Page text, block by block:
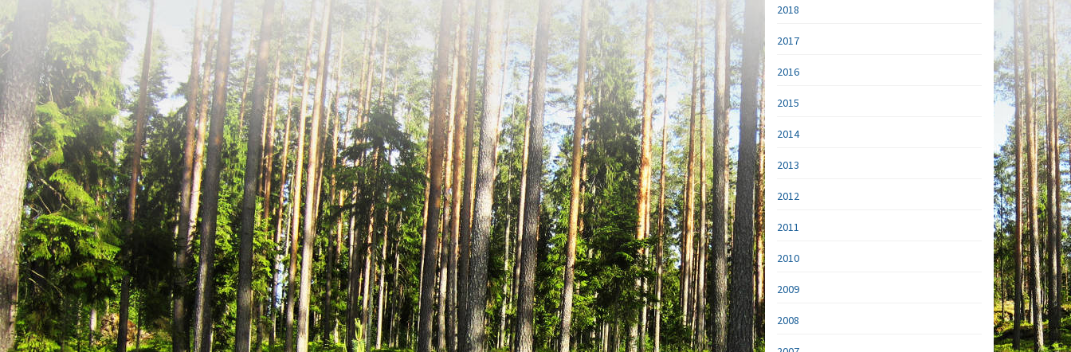
2018
2017
2016
2015
2014
2013
2012
2011
2010
2009
2008